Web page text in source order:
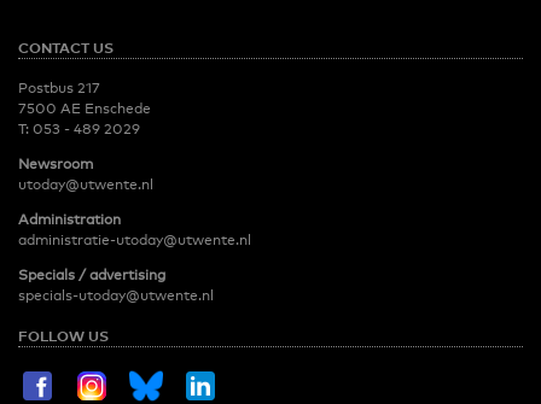
CONTACT US
Postbus 217
7500 AE Enschede
T: 053 - 489 2029
Newsroom
utoday@utwente.nl
Administration
administratie-utoday@utwente.nl
Specials / advertising
specials-utoday@utwente.nl
FOLLOW US